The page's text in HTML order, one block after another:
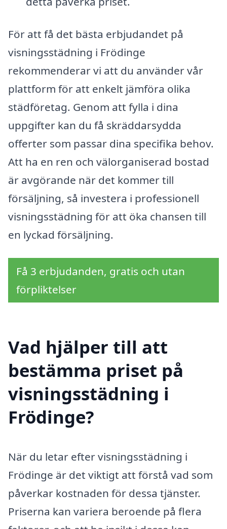
För att få det bästa erbjudandet på
visningsstädning i Frödinge
rekommenderar vi att du använder vår
plattform för att enkelt jämföra olika
städföretag. Genom att fylla i dina
uppgifter kan du få skräddarsydda
offerter som passar dina specifika behov.
Att ha en ren och välorganiserad bostad
är avgörande när det kommer till
försäljning, så investera i professionell
visningsstädning för att öka chansen till
en lyckad försäljning.
Få 3 erbjudanden, gratis och utan
förpliktelser
Vad hjälper till att
bestämma priset på
visningsstädning i
Frödinge?
När du letar efter visningsstädning i
Frödinge är det viktigt att förstå vad som
påverkar kostnaden för dessa tjänster.
Priserna kan variera beroende på flera